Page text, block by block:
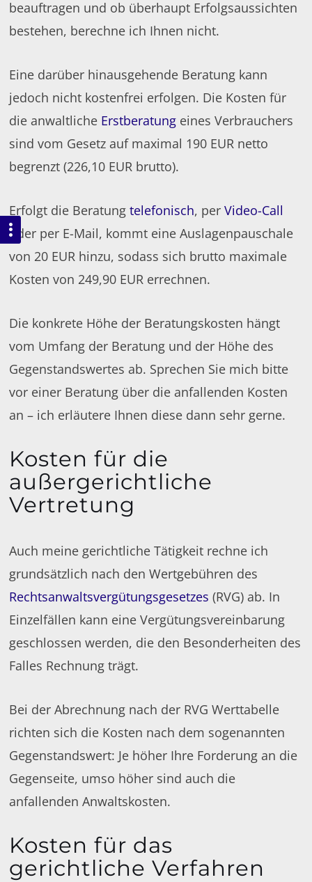
beauftragen und ob überhaupt Erfolgsaussichten
bestehen, berechne ich Ihnen nicht.
Eine darüber hinausgehende Beratung kann
jedoch nicht kostenfrei erfolgen. Die Kosten für
die anwaltliche Erstberatung eines Verbrauchers
sind vom Gesetz auf maximal 190 EUR netto
begrenzt (226,10 EUR brutto).
Erfolgt die Beratungtelefonisch, perVideo-Call
oder per E-Mail, kommt eine Auslagenpauschale
von 20 EUR hinzu, sodass sich brutto maximale
Kosten von 249,90 EUR errechnen.
Die konkrete Höhe der Beratungskosten hängt
vom Umfang der Beratung und der Höhe des
Gegenstandswertes ab. Sprechen Sie mich bitte
vor einer Beratung über die anfallenden Kosten
an – ich erläutere Ihnen diese dann sehr gerne.
Kosten für die
außergerichtliche
Vertretung
Auch meine gerichtliche Tätigkeit rechne ich
grundsätzlich nach den Wertgebühren des
Rechtsanwaltsvergütungsgesetzes (RVG) ab. In
Einzelfällen kann eine Vergütungsvereinbarung
geschlossen werden, die den Besonderheiten des
Falles Rechnung trägt.
Bei der Abrechnung nach der RVG Werttabelle
richten sich die Kosten nach dem sogenannten
Gegenstandswert: Je höher Ihre Forderung an die
Gegenseite, umso höher sind auch die
anfallenden Anwaltskosten.
Kosten für das
gerichtliche Verfahren